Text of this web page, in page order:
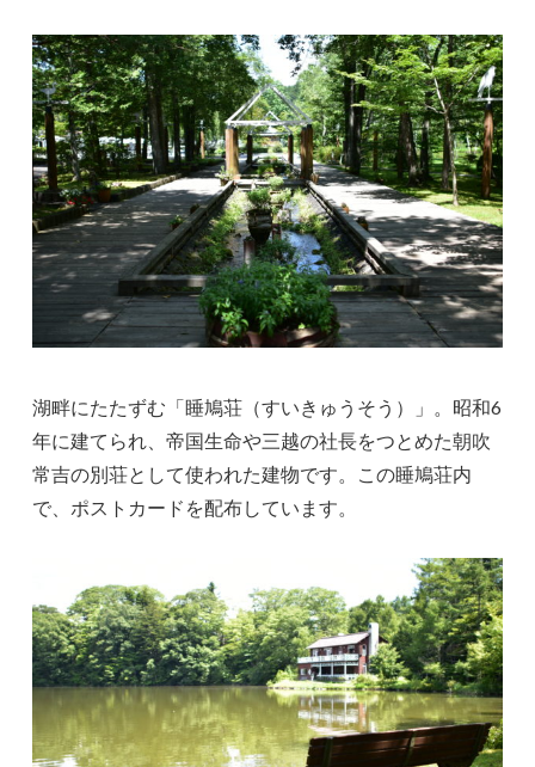
湖畔にたたずむ「睡鳩荘（すいきゅうそう）」。昭和6
年に建てられ、帝国生命や三越の社長をつとめた朝吹
常吉の別荘として使われた建物です。この睡鳩荘内
で、ポストカードを配布しています。